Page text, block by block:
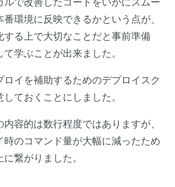
ルで改善したコードをいかにスムー
環境に反映できるかという点が、
する上で大切なことだと事前準備
て学ぶことが出来ました。
ロイを補助するためのデプロイスク
ておくことにしました。
容的は数行程度ではありますが、
時のコマンド量が大幅に減ったため
繋がりました。